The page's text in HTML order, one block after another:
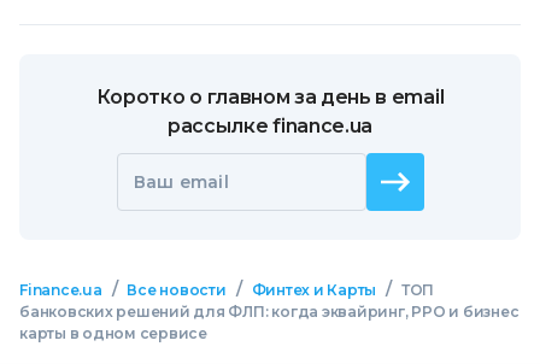
Коротко о главном за день в email
рассылке finance.ua
Ваш email
Finance.ua / Все новости / Финтех и Карты / ТОП
банковских решений для ФЛП: когда эквайринг, РРО и бизнес
карты в одном сервисе